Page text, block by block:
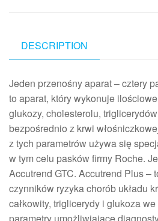
DESCRIPTION
Jeden przenośny aparat – cztery
to aparat, który wykonuje
glukozy, cholesterolu,
bezpośrednio z krwi
z tych parametrów używa się
w tym celu pasków firmy Roche.
Accutrend GTC. Accutrend Plus –
czynników ryzyka chorób układu
całkowity, triglicerydy i glukoza
parametry umożliwiające